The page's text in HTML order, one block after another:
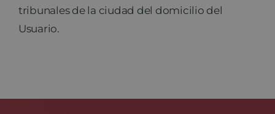
tribunales de la ciudad del domicilio del
Usuario.